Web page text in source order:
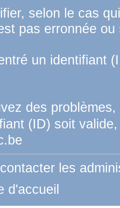
selon le cas
pas erronnée
un identifiant
des
(ID) soit
les
d'accueil